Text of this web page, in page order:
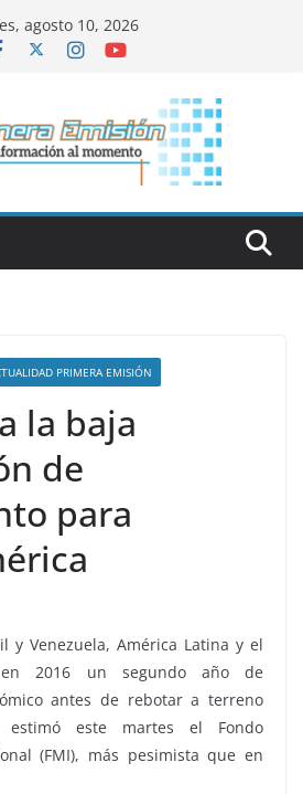
agosto 10, 2026
PRIMERA EMISIÓN
la baja
de
para
y Venezuela, América Latina y el
en 2016 un segundo año de
antes de rebotar a terreno
estimó este martes el Fondo
(FMI), más pesimista que en